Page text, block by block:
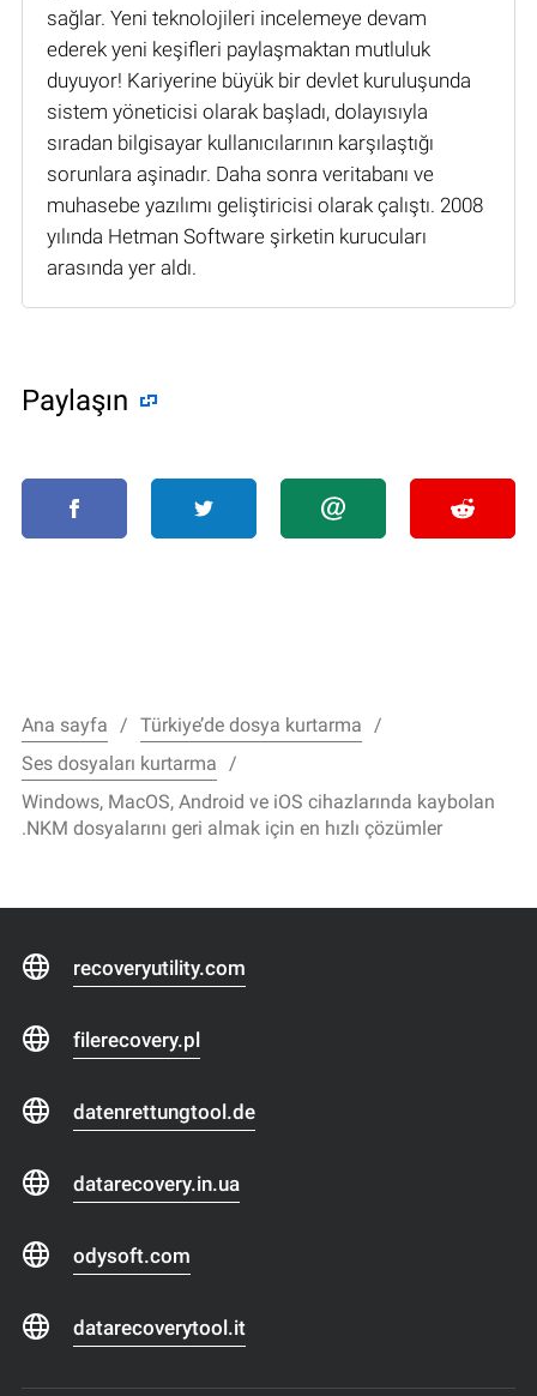
sağlar. Yeni teknolojileri incelemeye devam
ederek yeni keşifleri paylaşmaktan mutluluk
duyuyor! Kariyerine büyük bir devlet kuruluşunda
sistem yöneticisi olarak başladı, dolayısıyla
sıradan bilgisayar kullanıcılarının karşılaştığı
sorunlara aşinadır. Daha sonra veritabanı ve
muhasebe yazılımı geliştiricisi olarak çalıştı. 2008
yılında Hetman Software şirketin kurucuları
arasında yer aldı.
Paylaşın
Ana sayfa
Türkiye’de dosya kurtarma
Ses dosyaları kurtarma
Windows, MacOS, Android ve iOS cihazlarında kaybolan
.NKM dosyalarını geri almak için en hızlı çözümler
recoveryutility.com
filerecovery.pl
datenrettungtool.de
datarecovery.in.ua
odysoft.com
datarecoverytool.it